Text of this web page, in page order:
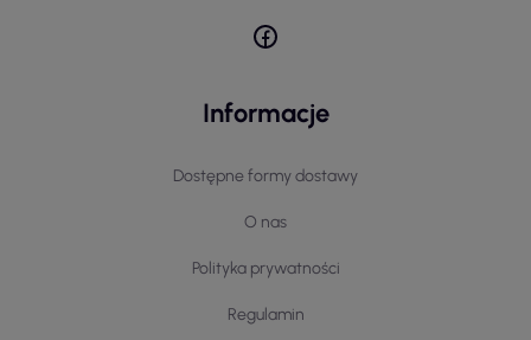
Informacje
Dostępne formy dostawy
O nas
Polityka prywatności
Regulamin